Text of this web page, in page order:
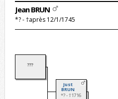
Jean BRUN
*? - †après 12/1/1745
???
Just
BRUN
*? - †1716